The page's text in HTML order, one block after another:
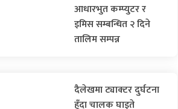
आधारभुत कम्प्युटर र
इमिस सम्बन्धित २ दिने
तालिम सम्पन्न
दैलेखमा ट्याक्टर दुर्घटना
हुँदा चालक घाइते